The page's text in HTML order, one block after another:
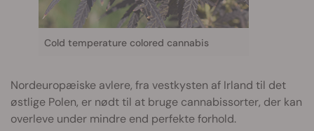
Cold temperature colored cannabis
Nordeuropæiske avlere, fra vestkysten af Irland til det
østlige Polen, er nødt til at bruge cannabissorter, der kan
overleve under mindre end perfekte forhold.